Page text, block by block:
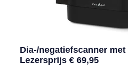
Dia-/negatiefscanner met
Lezersprijs € 69,95